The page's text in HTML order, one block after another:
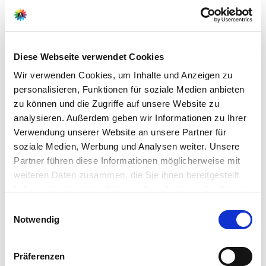
Diese Webseite verwendet Cookies
Wir verwenden Cookies, um Inhalte und Anzeigen zu
personalisieren, Funktionen für soziale Medien anbieten
zu können und die Zugriffe auf unsere Website zu
analysieren. Außerdem geben wir Informationen zu Ihrer
Verwendung unserer Website an unsere Partner für
soziale Medien, Werbung und Analysen weiter. Unsere
Partner führen diese Informationen möglicherweise mit
weiteren Daten zusammen, die Sie ihnen bereitgestellt
betätigen Sie anschließend den "OK"-Button:
Notwendig
Präferenzen
31860 Emmerthal
E-Mail:
service@neudorff.com
Webseite:
https://www.neudorff.de
Produktspezifisch
Zubehör Produkte